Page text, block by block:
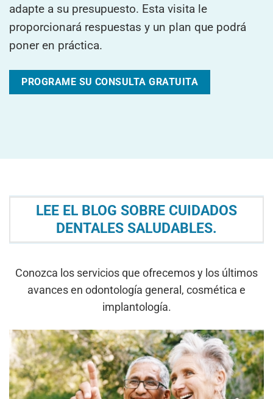
adapte a su presupuesto. Esta visita le
proporcionará respuestas y un plan que podrá
poner en práctica.
PROGRAME SU CONSULTA GRATUITA
LEE EL BLOG SOBRE CUIDADOS
DENTALES SALUDABLES.
Conozca los servicios que ofrecemos y los últimos
avances en odontología general, cosmética e
implantología.